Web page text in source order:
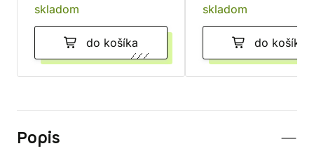
skladom
do košíka
skladom
do košíka
Popis